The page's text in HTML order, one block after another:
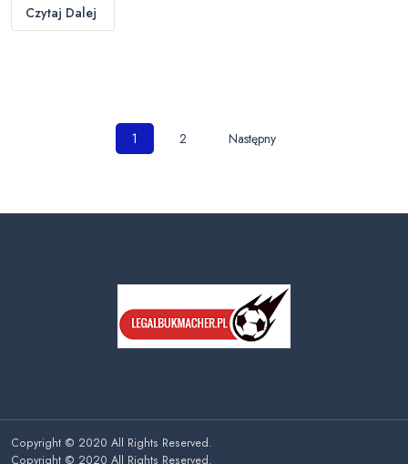
Czytaj Dalej
Nawigacja
1 2 Następny
Copyright © 2020 All Rights Reserved.
Copyright © 2020 All Rights Reserved.